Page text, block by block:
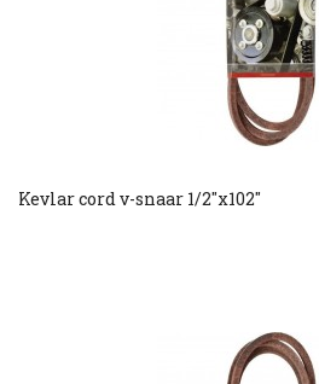
Kevlar cord v-snaar 1/2"x102"